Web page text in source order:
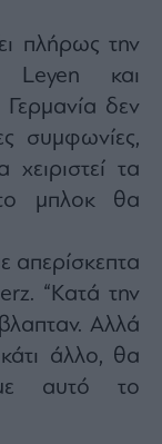
πλήρως την
Leyen και
δεν
συμφωνίες,
τα
μπλοκ θα
απερίσκεπτα
“Κατά την
Αλλά
άλλο, θα
αυτό το